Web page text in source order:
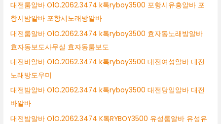
대전룸알바 O1O.2062.3474 k톡ryboy3500 포항시유흥알바 포
항시밤알바 포항시노래방알바
대전룸알바 O1O.2062.3474 k톡ryboy3500 효자동노래방알바
효자동보도사무실 효자동룸보도
대전바알바 O1O.2062.3474 k톡ryboy3500 대전여성알바 대전
노래방도우미
대전밤알바 O1O.2062.3474 k톡ryboy3500 대전당일알바 대전
바알바
대전밤알바 O1O.2062.3474 K톡RYBOY3500 유성룸알바 유성유